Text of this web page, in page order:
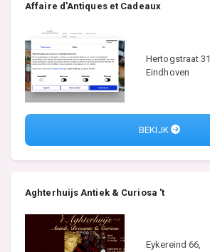
Affaire d'Antiques et Cadeaux
Hertogstraat 31,
Eindhoven
BEKIJK
Aghterhuijs Antiek & Curiosa 't
Eykereind 66,